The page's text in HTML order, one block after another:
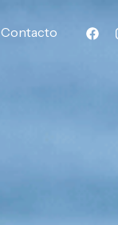
Contacto